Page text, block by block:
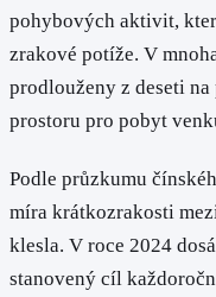
pohybových aktivit,
zrakové potíže. V
prodlouženy z deseti
prostoru pro pobyt
Podle průzkumu
míra krátkozrakosti
klesla. V roce 2024
stanovený cíl